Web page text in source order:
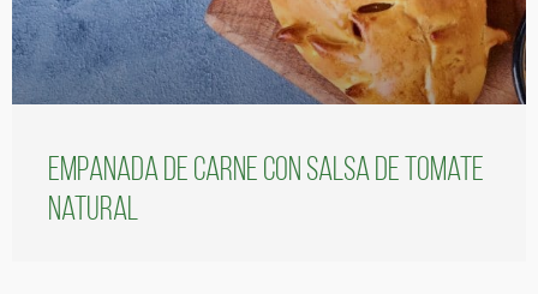
Empanada de carne con salsa de tomate
natural